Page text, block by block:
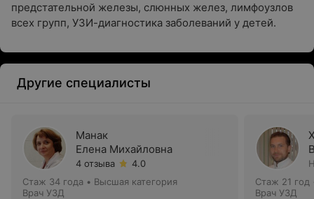
предстательной железы, слюнных желез, лимфоузлов
всех групп, УЗИ-диагностика заболеваний у детей.
Другие специалисты
Манак
Елена Михайловна
4 отзыва
4.0
Стаж 34 года • Высшая категория
Врач УЗД
Стаж 21 год
Врач УЗД